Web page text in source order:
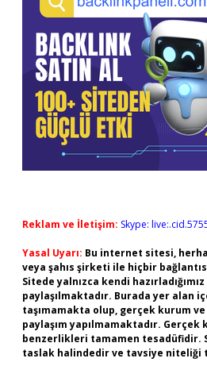
Reklam ve İletişim: Skype:
Yasal Uyarı: Bu internet sitesi,
veya şahıs şirketi ile hiçbir
Sitede yalnızca kendi
paylaşılmaktadır. Burada yer alan
taşımamakta olup, gerçek kurum
paylaşım yapılmamaktadır.
benzerlikleri tamamen tesadüfidir.
taslak halindedir ve tavsiye niteliği